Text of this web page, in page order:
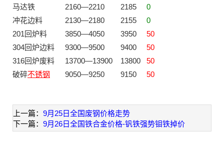
马达铁
2160—2210 2185
0
冲花边料
2130—2180 2155
0
201回炉料
3850—4050 3950
50
304回炉边料
9300—9500 9400
50
316回炉废料
13700—13900 13800
50
破碎不锈钢 9050—9250 9150 50
上一篇： 9月25日全国废钢价格走势
下一篇： 9月26日全国铁合金价格-钒铁强势钼铁掉价